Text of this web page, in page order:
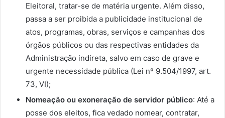
Eleitoral, tratar-se de matéria urgente. Além disso,
passa a ser proibida a publicidade institucional de
atos, programas, obras, serviços e campanhas dos
órgãos públicos ou das respectivas entidades da
Administração indireta, salvo em caso de grave e
urgente necessidade pública (Lei nº 9.504/1997, art.
73, VI);
Nomeação ou exoneração de servidor público: Até a
posse dos eleitos, fica vedado nomear, contratar,